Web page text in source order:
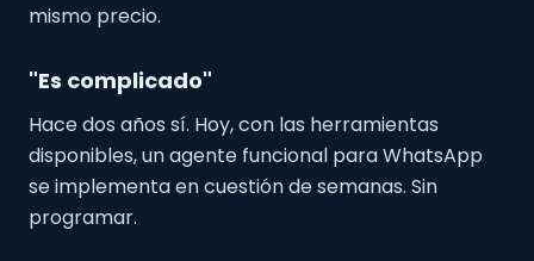
mismo precio.
"Es complicado"
Hace dos años sí. Hoy, con las herramientas
disponibles, un agente funcional para WhatsApp
se implementa en cuestión de semanas. Sin
programar.